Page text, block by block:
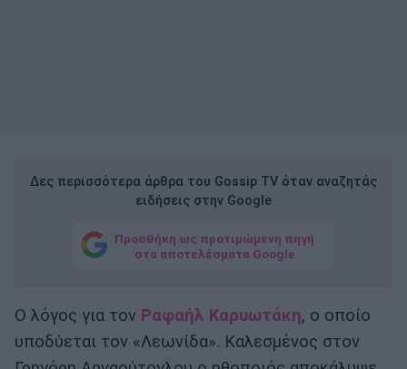
Δες περισσότερα άρθρα του Gossip TV όταν αναζητάς
ειδήσεις στην Google
Προσθήκη ως προτιμώμενη πηγή
στα αποτελέσματα Google
Ο λόγος για τον Ραφαήλ Καρυωτάκη, ο οποίο
υποδύεται τον «Λεωνίδα». Καλεσμένος στον